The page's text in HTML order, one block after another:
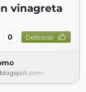
vinagreta
0 Delicioso